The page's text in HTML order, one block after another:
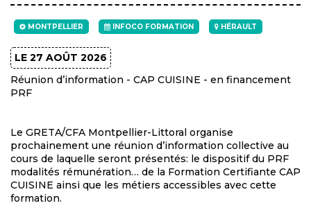
MONTPELLIER INFOCO FORMATION HÉRAULT
LE 27 AOÛT 2026
Réunion d’information - CAP CUISINE - en financement
PRF
Le GRETA/CFA Montpellier-Littoral organise
prochainement une réunion d’information collective au
cours de laquelle seront présentés: le dispositif du PRF
modalités rémunération… de la Formation Certifiante CAP
CUISINE ainsi que les métiers accessibles avec cette
formation.